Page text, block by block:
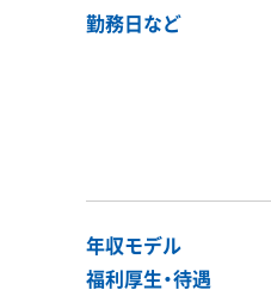
勤務日など
年収モデル
福利厚生・待遇